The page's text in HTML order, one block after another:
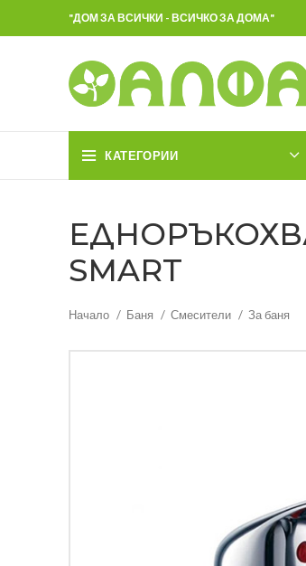
"ДОМ ЗА ВСИЧКИ - ВСИЧКО ЗА ДОМА"
КАТЕГОРИИ
SMART
Начало Баня Смесители За баня